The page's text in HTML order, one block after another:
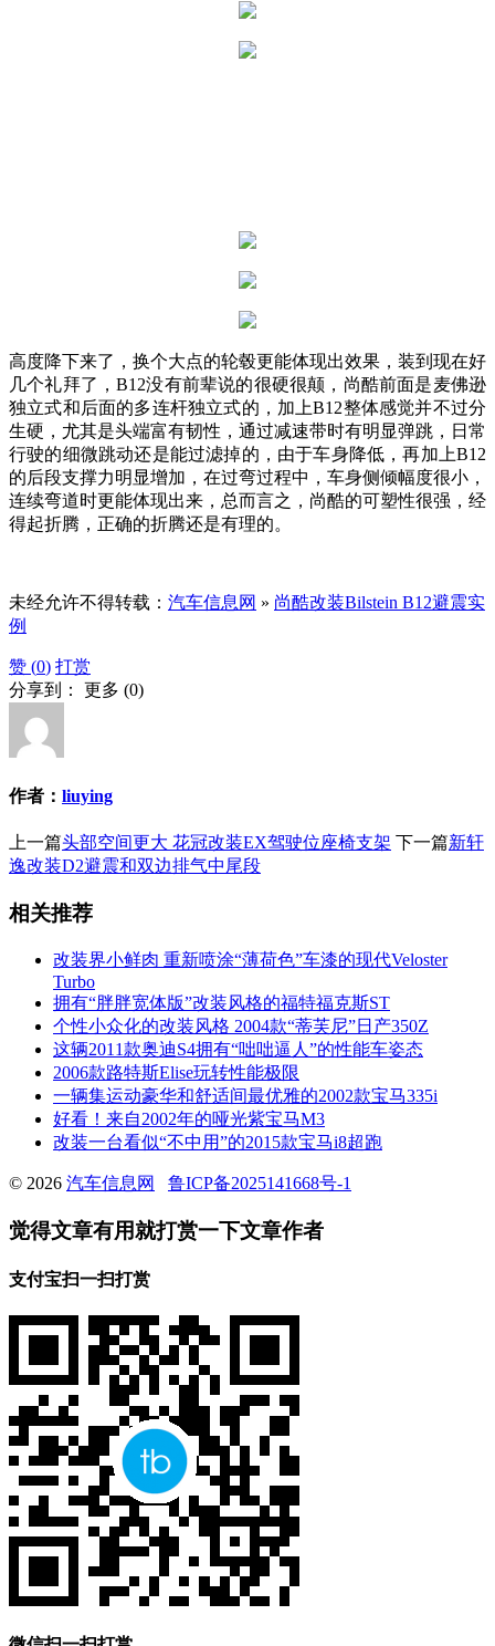
高度降下来了，换个大点的轮毂更能体现出效果，装到现在好
几个礼拜了，B12没有前辈说的很硬很颠，尚酷前面是麦佛逊
独立式和后面的多连杆独立式的，加上B12整体感觉并不过分
生硬，尤其是头端富有韧性，通过减速带时有明显弹跳，日常
行驶的细微跳动还是能过滤掉的，由于车身降低，再加上B12
的后段支撑力明显增加，在过弯过程中，车身侧倾幅度很小，
连续弯道时更能体现出来，总而言之，尚酷的可塑性很强，经
得起折腾，正确的折腾还是有理的。
未经允许不得转载： 汽车信息网 » 尚酷改装Bilstein B12避震实
例
赞 (0) 打赏
分享到： 更多 (0)
作者： liuying
上一篇头部空间更大 花冠改装EX驾驶位座椅支架 下一篇新轩
逸改装D2避震和双边排气中尾段
相关推荐
改装界小鲜肉 重新喷涂“薄荷色”车漆的现代Veloster
Turbo
拥有“胖胖宽体版”改装风格的福特福克斯ST
个性小众化的改装风格 2004款“蒂芙尼”日产350Z
这辆2011款奥迪S4拥有“咄咄逼人”的性能车姿态
2006款路特斯Elise玩转性能极限
一辆集运动豪华和舒适间最优雅的2002款宝马335i
好看！来自2002年的哑光紫宝马M3
改装一台看似“不中用”的2015款宝马i8超跑
© 2026 汽车信息网 鲁ICP备2025141668号-1
觉得文章有用就打赏一下文章作者
支付宝扫一扫打赏